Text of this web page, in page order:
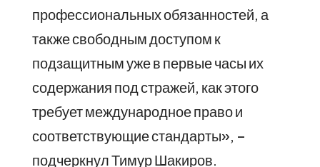
профессиональных обязанностей, а
также свободным доступом к
подзащитным уже в первые часы их
содержания под стражей, как этого
требует международное право и
соответствующие стандарты», –
подчеркнул Тимур Шакиров.